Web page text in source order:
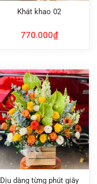
Khát khao 02
770.000₫
Dịu dàng từng phút giây